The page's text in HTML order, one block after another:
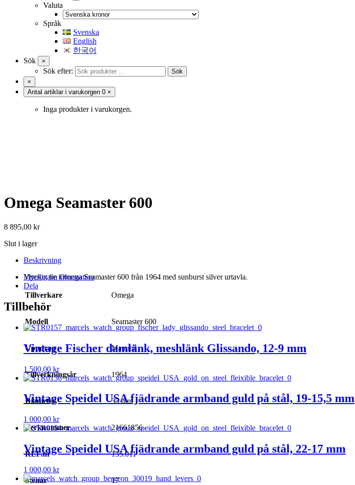
Valuta
Språk
Svenska
English
한국어
Sök
×
Sök efter:
Sök
×
Antal artiklar i varukorgen 0 ×
Inga produkter i varukorgen.
Omega Seamaster 600
8 895,00 kr
Slut i lager
Beskrivning
Mycket fin Omega Seamaster 600 från 1964 med sunburst silver urtavla.
Ytterligare information
Tillverkare Omega
Modell Seamaster 600
Uppdrag Manuell
Tillverkningsår 1964
Diameter 35 mm
Verknummer 21661856
REF.nr 135.011
Stenar 17
Dela
Tillbehör
Vintage Fischer damlänk, meshlänk Glissando, 12-9 mm
1 500,00 kr
Vintage Speidel USA fjädrande armband guld på stål, 19-15,5 mm
1 000,00 kr
Vintage Speidel USA fjädrande armband guld på stål, 22-17 mm
1 000,00 kr